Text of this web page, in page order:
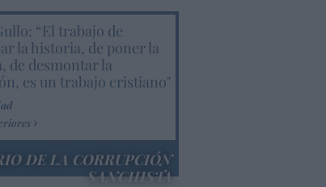
“El trabajo de
la historia, de poner la
de desmontar la
es un trabajo cristiano"
DE LA CORRUPCIÓN
SANCHISTA